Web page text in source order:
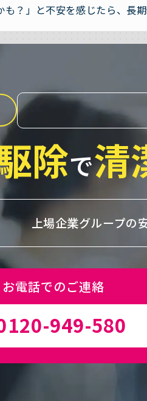
も？」と不安を感じたら、長
除で清
上場企業グループの
お電話でのご連絡
949-580